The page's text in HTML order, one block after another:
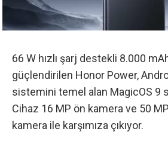
66 W hızlı şarj destekli 8.000
güçlendirilen Honor Power,
sistemini temel alan MagicOS 9
Cihaz 16 MP ön kamera ve 50
kamera ile karşımıza çıkıyor.